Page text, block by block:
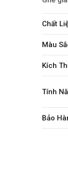
Chất
Màu
Kích
Tính
Bảo